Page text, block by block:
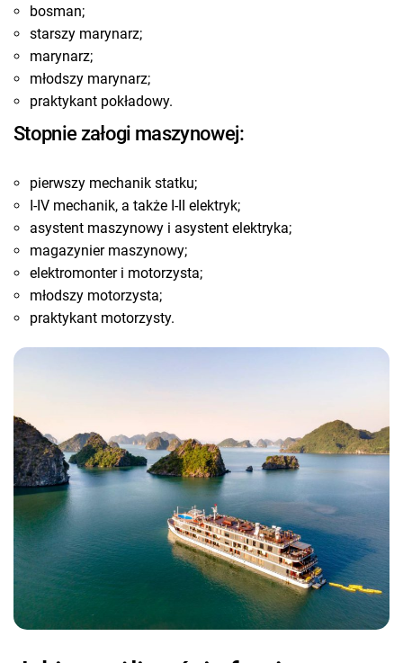
bosman;
starszy marynarz;
marynarz;
młodszy marynarz;
praktykant pokładowy.
Stopnie załogi maszynowej:
pierwszy mechanik statku;
I-IV mechanik, a także I-II elektryk;
asystent maszynowy i asystent elektryka;
magazynier maszynowy;
elektromonter i motorzysta;
młodszy motorzysta;
praktykant motorzysty.